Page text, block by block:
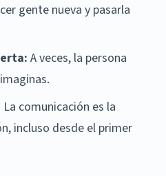
gente nueva y pasarla
A veces, la persona
La comunicación es la
incluso desde el primer